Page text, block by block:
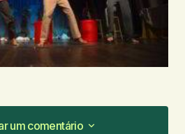
um comentário